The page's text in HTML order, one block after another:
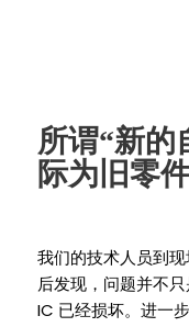
所谓“新的
际为旧零
我们的技术人员到现
后发现，问题并不
IC 已经损坏。进一